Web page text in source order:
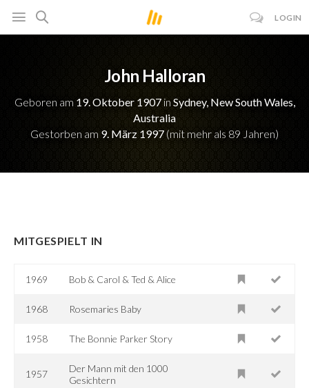
LOGIN
John Halloran
Geboren am 19. Oktober 1907in Sydney, New South Wales,
Australia
Gestorben am 9. März 1997 (mit mehr als 89 Jahren)
MITGESPIELT IN
1969 Bob & Carol & Ted & Alice
1968 Rosemaries Baby
1958 The Bonnie Parker Story
1957
Der Mann mit den 1000
Gesichtern